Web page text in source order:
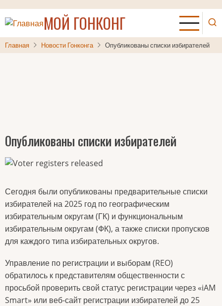
содержанию
МОЙ ГОНКОНГ
Главная Новости Гонконга Опубликованы списки избирателей
Опубликованы списки избирателей
Сегодня были опубликованы предварительные списки
избирателей на 2025 год по географическим
избирательным округам (ГК) и функциональным
избирательным округам (ФК), а также списки пропусков
для каждого типа избирательных округов.
Управление по регистрации и выборам (REO)
обратилось к представителям общественности с
просьбой проверить свой статус регистрации через «iAM
Smart» или веб-сайт регистрации избирателей до 25